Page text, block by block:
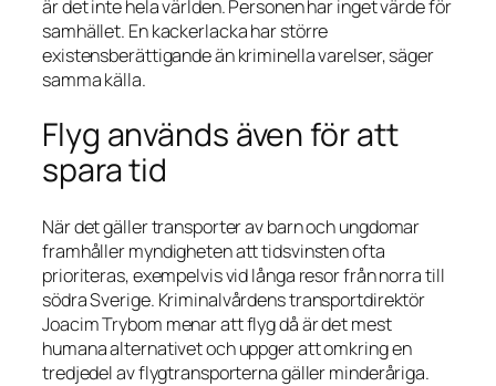
är det inte hela världen. Personen har inget värde för
samhället. En kackerlacka har större
existensberättigande än kriminella varelser, säger
samma källa.
Flyg används även för att
spara tid
När det gäller transporter av barn och ungdomar
framhåller myndigheten att tidsvinsten ofta
prioriteras, exempelvis vid långa resor från norra till
södra Sverige. Kriminalvårdens transportdirektör
Joacim Trybom menar att flyg då är det mest
humana alternativet och uppger att omkring en
tredjedel av flygtransporterna gäller minderåriga.